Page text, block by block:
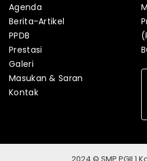
Agenda
Berita-Artikel
PPDB
Prestasi
Galeri
Masukan & Saran
Kontak